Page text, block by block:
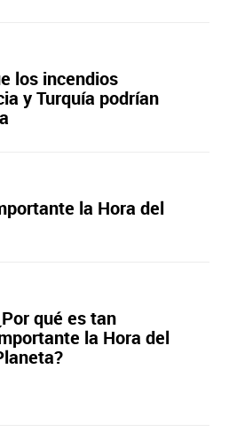
los incendios
y Turquía podrían
la Hora del
qué es tan
la Hora del